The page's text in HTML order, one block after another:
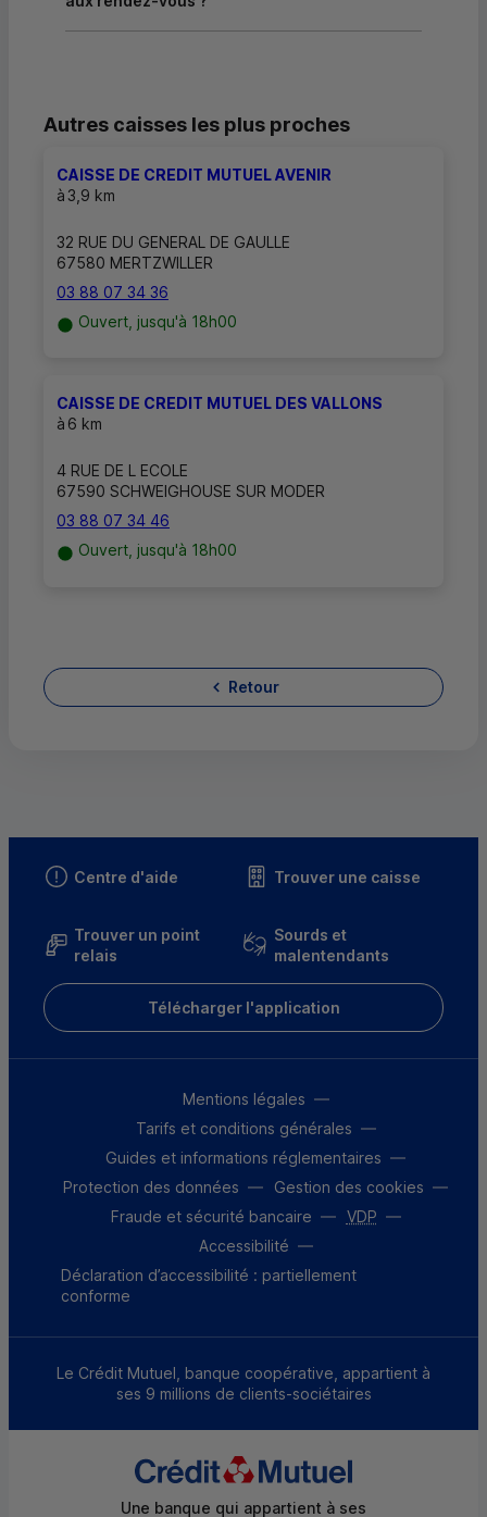
Autres caisses les plus proches
CAISSE DE CREDIT MUTUEL AVENIR
à3,9 km
32 RUE DU GENERAL DE GAULLE
67580 MERTZWILLER
03 88 07 34 36
Ouvert, jusqu'à 18h00
CAISSE DE CREDIT MUTUEL DES VALLONS
à 6 km
4 RUE DE L ECOLE
67590 SCHWEIGHOUSE SUR MODER
03 88 07 34 46
Ouvert, jusqu'à 18h00
Retour
Centre d'aide Trouver une caisse
Trouver un point
relais
Sourds et
malentendants
Télécharger l'application
Mentions légales
Tarifs et conditions générales
Guides et informations réglementaires
Protection des données
Gestion des cookies
Fraude et sécurité bancaire
VDP
Accessibilité
Déclaration d’accessibilité : partiellement
conforme
Le Crédit Mutuel, banque coopérative, appartient à
ses 9 millions de clients-sociétaires
Une banque qui appartient à ses